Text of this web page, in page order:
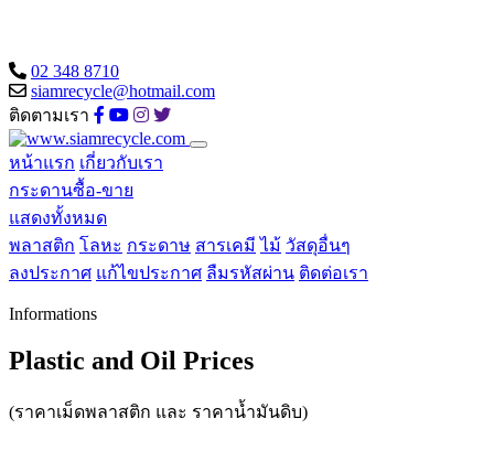
02 348 8710
siamrecycle@hotmail.com
ติดตามเรา
หน้าแรก เกี่ยวกับเรา
กระดานซื้อ-ขาย
แสดงทั้งหมด
พลาสติก โลหะ กระดาษ สารเคมี ไม้ วัสดุอื่นๆ
ลงประกาศ แก้ไขประกาศ ลืมรหัสผ่าน ติดต่อเรา
Informations
Plastic and Oil Prices
(ราคาเม็ดพลาสติก และ ราคาน้ำมันดิบ)